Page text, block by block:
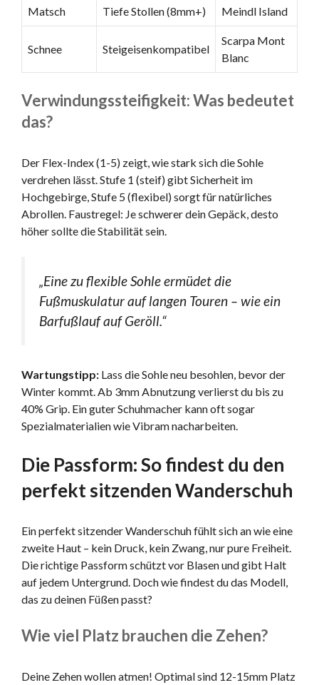
Matsch Tiefe Stollen (8mm+) Meindl Island
Schnee Steigeisenkompatibel
Scarpa Mont
Blanc
Verwindungssteifigkeit: Was bedeutet
das?
Der Flex-Index (1-5) zeigt, wie stark sich die Sohle
verdrehen lässt. Stufe 1 (steif) gibt Sicherheit im
Hochgebirge, Stufe 5 (flexibel) sorgt für natürliches
Abrollen. Faustregel: Je schwerer dein Gepäck, desto
höher sollte die Stabilität sein.
„Eine zu flexible Sohle ermüdet die
Fußmuskulatur auf langen Touren – wie ein
Barfußlauf auf Geröll.“
Wartungstipp: Lass die Sohle neu besohlen, bevor der
Winter kommt. Ab 3mm Abnutzung verlierst du bis zu
40% Grip. Ein guter Schuhmacher kann oft sogar
Spezialmaterialien wie Vibram nacharbeiten.
Die Passform: So findest du den
perfekt sitzenden Wanderschuh
Ein perfekt sitzender Wanderschuh fühlt sich an wie eine
zweite Haut – kein Druck, kein Zwang, nur pure Freiheit.
Die richtige Passform schützt vor Blasen und gibt Halt
auf jedem Untergrund. Doch wie findest du das Modell,
das zu deinen Füßen passt?
Wie viel Platz brauchen die Zehen?
Deine Zehen wollen atmen! Optimal sind 12-15mm Platz